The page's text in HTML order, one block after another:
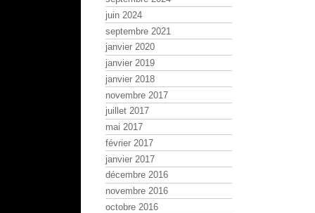
juin 2024
septembre 2021
janvier 2020
janvier 2019
janvier 2018
novembre 2017
juillet 2017
mai 2017
février 2017
janvier 2017
décembre 2016
novembre 2016
octobre 2016